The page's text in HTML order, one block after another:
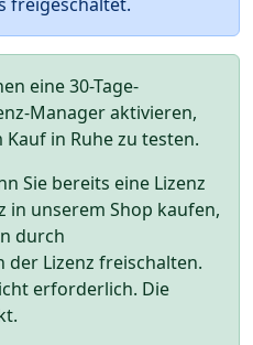
eine 30-Tage-
Manager aktivieren,
in Ruhe zu testen.
Sie bereits eine Lizenz
in unserem Shop kaufen,
durch
Lizenz freischalten.
erforderlich. Die